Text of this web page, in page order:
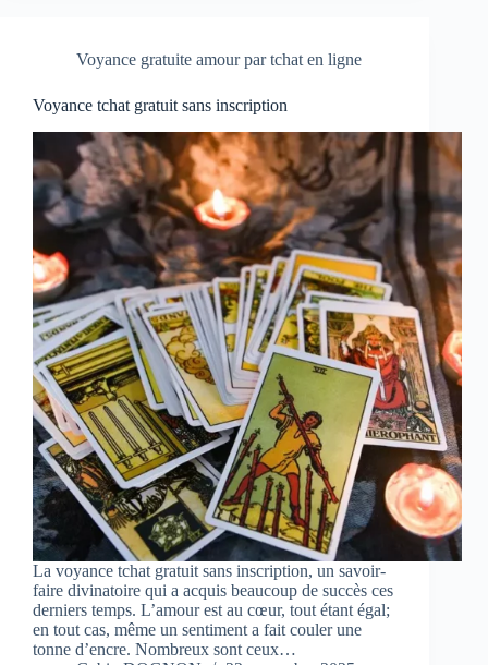
Voyance gratuite amour par tchat en ligne
Voyance tchat gratuit sans inscription
La voyance tchat gratuit sans inscription, un savoir-
faire divinatoire qui a acquis beaucoup de succès ces
derniers temps. L’amour est au cœur, tout étant égal;
en tout cas, même un sentiment a fait couler une
tonne d’encre. Nombreux sont ceux…